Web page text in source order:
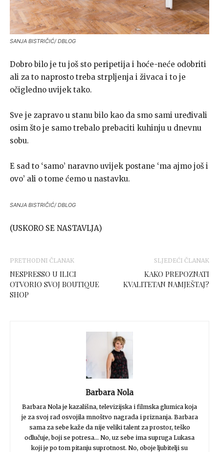
SANJA BISTRIČIĆ/ DBLOG
Dobro bilo je tu još sto peripetija i hoće-neće odobriti
ali za to naprosto treba strpljenja i živaca i to je
očigledno uvijek tako.
Sve je zapravo u stanu bilo kao da smo sami uređivali
osim što je samo trebalo prebaciti kuhinju u dnevnu
sobu.
E sad to ‘samo’ naravno uvijek postane ‘ma ajmo još i
ovo’ ali o tome ćemo u nastavku.
SANJA BISTRIČIĆ/ DBLOG
(USKORO SE NASTAVLJA)
PRETHODNI ČLANAK
NESPRESSO U ILICI
OTVORIO SVOJ BOUTIQUE
SHOP
SLJEDEĆI ČLANAK
KAKO PREPOZNATI
KVALITETAN NAMJEŠTAJ?
Barbara Nola
Barbara Nola je kazališna, televizijska i filmska glumica koja
je za svoj rad osvojila mnoštvo nagrada i priznanja. Barbara
sama za sebe kaže da nije veliki talent za prostor, teško
odlučuje, boji se potresa... No, uz sebe ima supruga Lukasa
koji je po tom pitanju suprotnost. No, oboje ljubitelji su